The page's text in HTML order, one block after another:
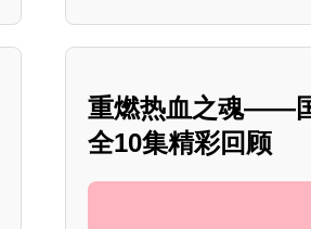
重燃热血之魂——
全10集精彩回顾